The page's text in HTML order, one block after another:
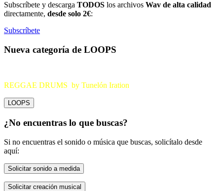
Subscríbete y descarga TODOS los archivos Wav de alta calidad
directamente, desde solo 2€:
Subscríbete
Nueva categoría de LOOPS
REGGAE DRUMS by Tunelón Iration
LOOPS
¿No encuentras lo que buscas?
Si no encuentras el sonido o música que buscas, solicítalo desde
aquí:
Solicitar sonido a medida
Solicitar creación musical